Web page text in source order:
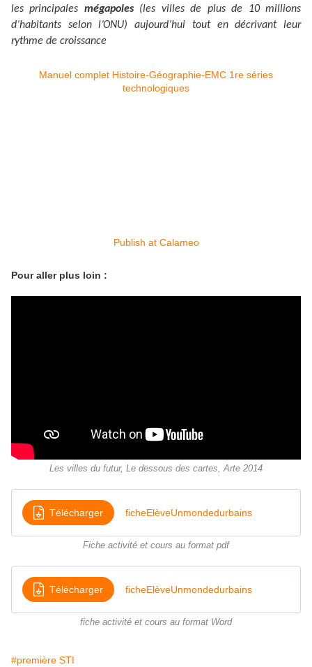
les principales mégapoles(les villes de plus de 10 millions
d’habitants selon l’ONU) aujourd’hui tout en décrivant leur
rythme de croissance
Manuel complet Histoire-Géographie-EMC 1re séries
technologiques
Publish at Calameo
Pour aller plus loin :
Les villes du futur, Le dessous des cartes, Arte 2014
Télécharger ficheElèveUnmondedurbains
Fiche activité et cours au format pdf
Télécharger ficheElèveUnmondedurbains
fiche activité et cours au format Word
#première STI